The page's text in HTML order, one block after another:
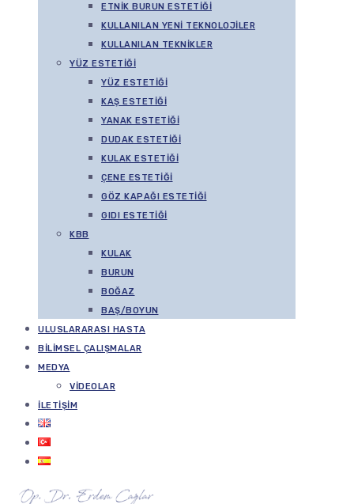
ETNIK BURUN ESTETIĞI
KULLANILAN YENI TEKNOLOJILER
KULLANILAN TEKNIKLER
YÜZ ESTETIĞI
YÜZ ESTETIĞI
KAŞ ESTETIĞI
YANAK ESTETIĞI
DUDAK ESTETIĞI
KULAK ESTETIĞI
ÇENE ESTETIĞI
GÖZ KAPAĞI ESTETIĞI
GIDI ESTETIĞI
KBB
KULAK
BURUN
BOĞAZ
BAŞ/BOYUN
ULUSLARARASI HASTA
BILIMSEL ÇALIŞMALAR
MEDYA
VIDEOLAR
İLETIŞIM